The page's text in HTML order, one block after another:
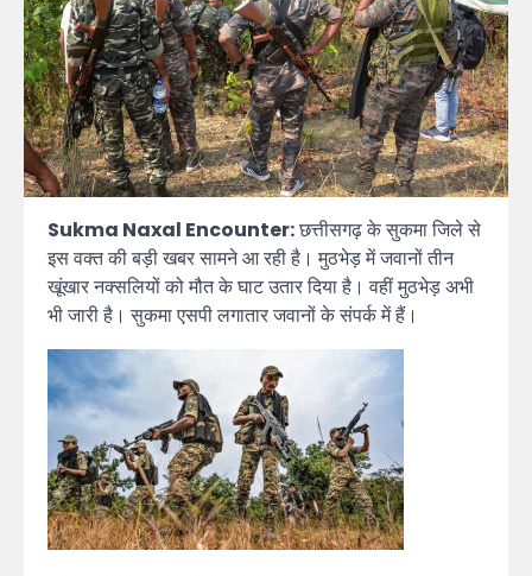
Sukma Naxal Encounter:छत्तीसगढ़ के सुकमा जिले से
इस वक्त की बड़ी खबर सामने आ रही है। मुठभेड़ में जवानों तीन
खूंखार नक्सलियों को मौत के घाट उतार दिया है। वहीं मुठभेड़ अभी
भी जारी है। सुकमा एसपी लगातार जवानों के संपर्क में हैं।